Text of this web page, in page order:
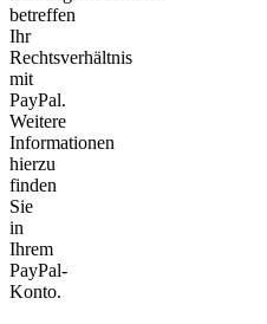
betreffen
Ihr
Rechtsverhältnis
mit
PayPal.
Weitere
Informationen
hierzu
finden
Sie
in
Ihrem
PayPal-
Konto.